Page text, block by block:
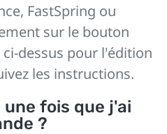
FastSpring ou
sur le bouton
dessus pour l'édition
les instructions.
fois que j'ai
?